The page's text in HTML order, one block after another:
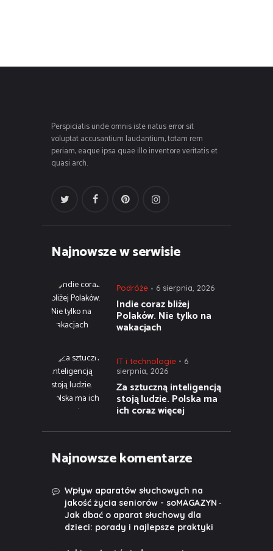
Perspiciatis unde omnis iste natus error sit
voluptat accusantium laudantium, totam rem
periam, eaque ipsa quae illo inventore veritatis et
quasi arch.
Najnowsze w serwisie
Podróże 6 sierpnia, 2026
Indie coraz bliżej
Polaków. Nie tylko na
wakacjach
IT i technologie
6
sierpnia, 2026
Za sztuczną inteligencją
stoją ludzie. Polska ma
ich coraz więcej
Najnowsze komentarze
Wpływ aparatów słuchowych na
jakość życia seniorów - soMAGAZYN -
Jak dbać o aparat słuchowy dla
dzieci: porady i najlepsze praktyki